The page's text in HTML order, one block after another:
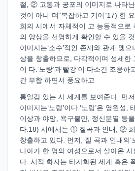
절, ② 고통과 공포의 이미지로 나타
것이 아니”며“복잡하고 기이”17) 한
희의 시에서 자체적이 고 능동적으로
의 양상을 선명하게 확인할 수 있을
이미지는‘소수’적인 존재와 관계 맺
상을 창출하므로, 다각적이며 섬세한
이 다.‘노랑’과‘빨강’이 다소간 조응하
간 부합 하면서 풍요하고
통일감 있는 시 세계를 보여준다. 먼
이미지는‘노랑’이다.‘노랑’은 영원성,
이상과 야망, 욕구불만, 정신분열 등
다.18) 시에서는 ① 질곡과 인내, ②
창출하고 있다. 먼저, 질 곡과 인내의‘
나아가 한 명의 여성으로서 살아온
다. 시적 화자는 타자화된 세계 혹은